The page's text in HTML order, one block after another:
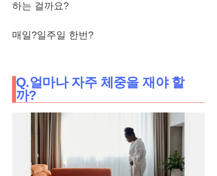
하는 걸까요?
매일?일주일 한번?
Q.얼마나 자주 체중을 재야 할
까?